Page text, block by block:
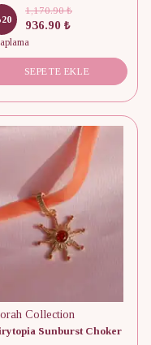
20
1,170.90 ₺
936.90 ₺
SEPETE EKLE
Collection
Sunburst Choker